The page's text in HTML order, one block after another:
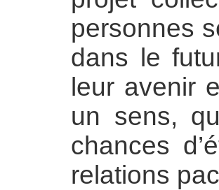
personnes
dans le
leur avenir
un sens,
chances
relations